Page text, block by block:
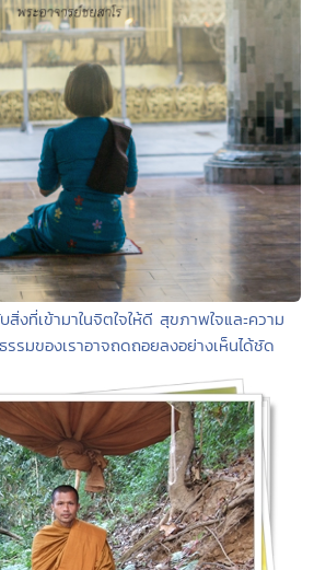
สิ่งที่เข้ามาในจิตใจให้ดี สุขภาพใจและความ
รมของเราอาจถดถอยลงอย่างเห็นได้ชัด